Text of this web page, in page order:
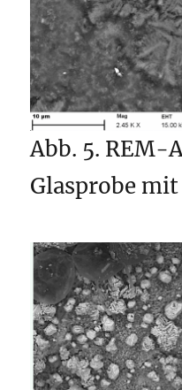
Abb. 5. REM-
Glasprobe